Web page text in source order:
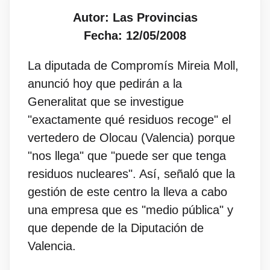
Autor: Las Provincias
Fecha: 12/05/2008
La diputada de Compromís Mireia Moll,
anunció hoy que pedirán a la
Generalitat que se investigue
"exactamente qué residuos recoge" el
vertedero de Olocau (Valencia) porque
"nos llega" que "puede ser que tenga
residuos nucleares". Así, señaló que la
gestión de este centro la lleva a cabo
una empresa que es "medio pública" y
que depende de la Diputación de
Valencia.